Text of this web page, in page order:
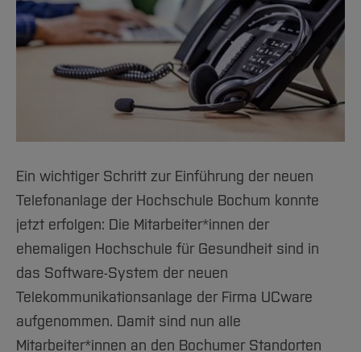
Ein wichtiger Schritt zur Einführung der neuen
Telefonanlage der Hochschule Bochum konnte
jetzt erfolgen: Die Mitarbeiter*innen der
ehemaligen Hochschule für Gesundheit sind in
das Software-System der neuen
Telekommunikationsanlage der Firma UCware
aufgenommen. Damit sind nun alle
Mitarbeiter*innen an den Bochumer Standorten